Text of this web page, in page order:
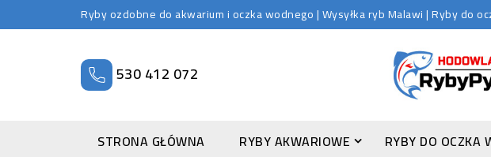
Ryby ozdobne do akwarium i oczka wodnego | Wysyłka ryb Malawi | Ryby do
530 412 072
STRONA GŁÓWNA RYBY AKWARIOWE RYBY DO OCZKA